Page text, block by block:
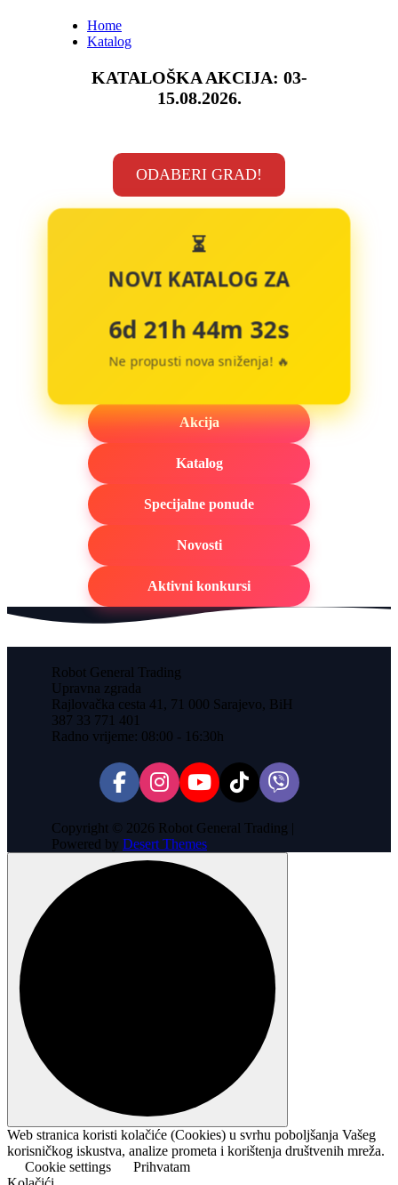
Home
Katalog
KATALOŠKA AKCIJA: 03-
15.08.2026.
ODABERI GRAD!
⏳
NOVI KATALOG ZA
6d 21h 44m 32s
Ne propusti nova sniženja! 🔥
Akcija
Katalog
Specijalne ponude
Novosti
Aktivni konkursi
Robot General Trading
Upravna zgrada
Rajlovačka cesta 41, 71 000 Sarajevo, BiH
387 33 771 401
Radno vrijeme: 08:00 - 16:30h
Copyright © 2026 Robot General Trading |
Powered by Desert Themes
Web stranica koristi kolačiće (Cookies) u svrhu poboljšanja Vašeg
korisničkog iskustva, analize prometa i korištenja društvenih mreža.
Cookie settings
Prihvatam